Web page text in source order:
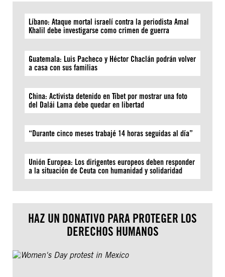
Líbano: Ataque mortal israelí contra la periodista Amal
Khalil debe investigarse como crimen de guerra
Guatemala: Luis Pacheco y Héctor Chaclán podrán volver
a casa con sus familias
China: Activista detenido en Tíbet por mostrar una foto
del Dalái Lama debe quedar en libertad
“Durante cinco meses trabajé 14 horas seguidas al día”
Unión Europea: Los dirigentes europeos deben responder
a la situación de Ceuta con humanidad y solidaridad
HAZ UN DONATIVO PARA PROTEGER LOS
DERECHOS HUMANOS